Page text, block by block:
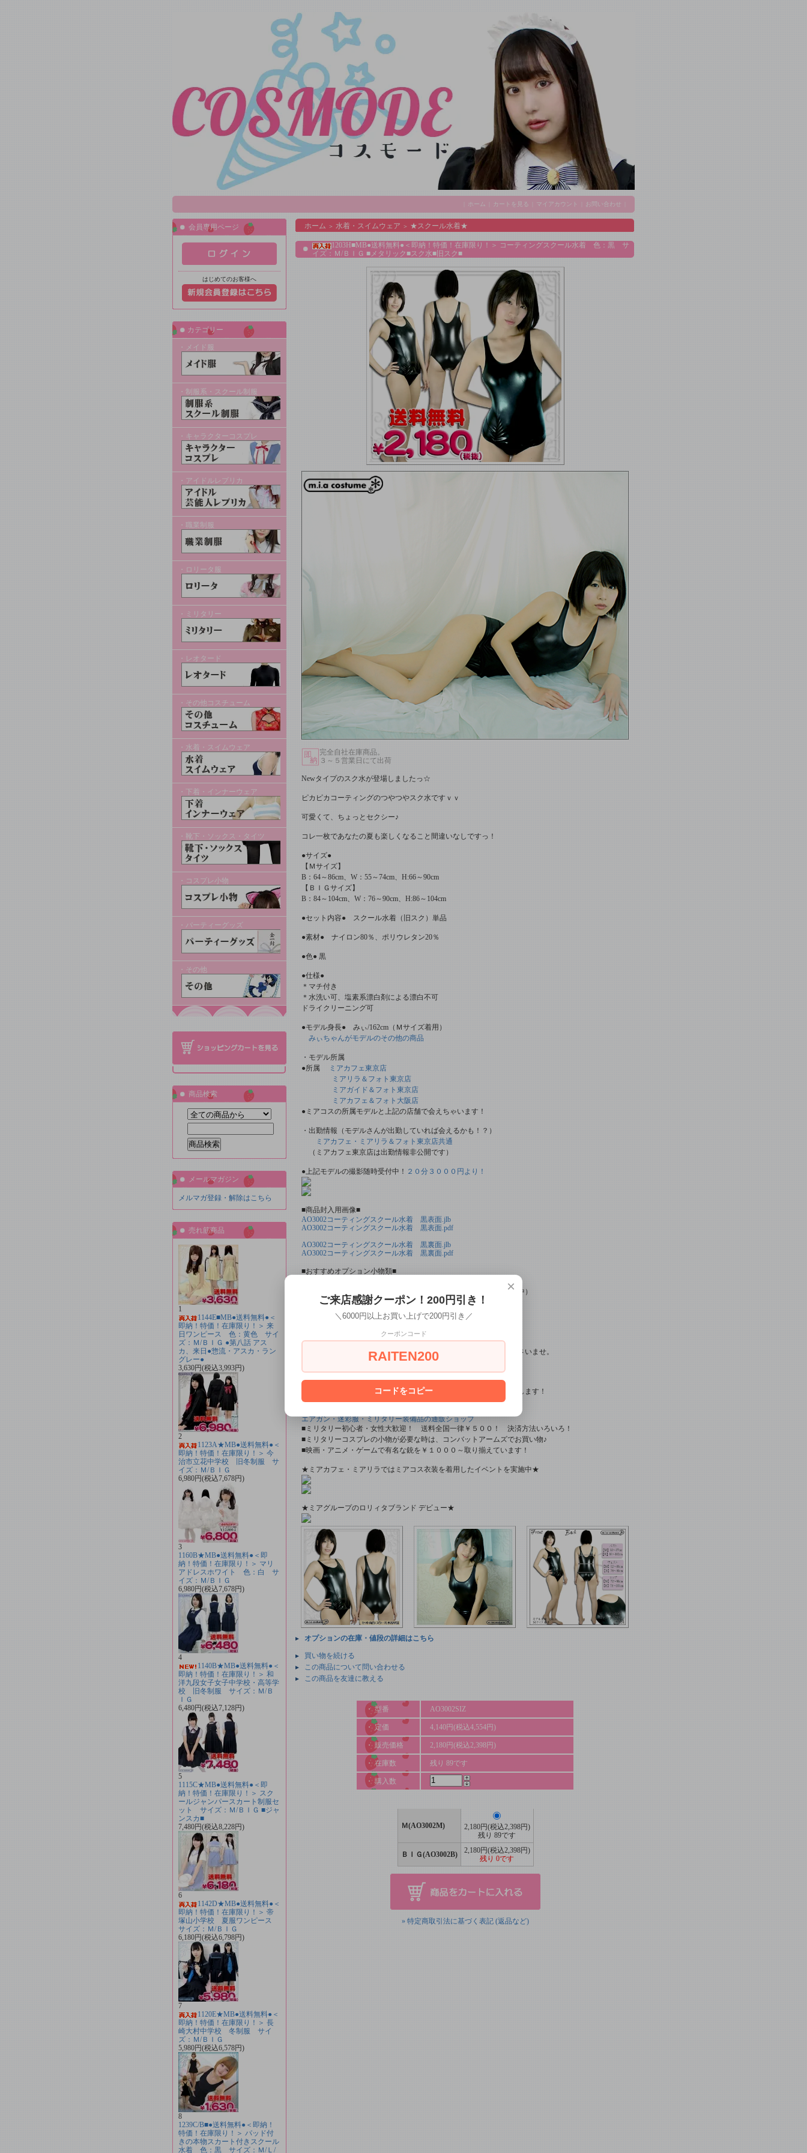
ホーム カートを見る マイアカウント お問い合わせ
会員専用ページ
はじめてのお客様へ
カテゴリー
・メイド服
・制服系・スクール制服
・キャラクターコスプレ
・アイドルレプリカ
・職業制服
・ロリータ服
・ミリタリー
・レオタード
・その他コスチューム
・水着・スイムウェア
・下着・インナーウェア
・靴下・ソックス・タイツ
・コスプレ小物
・パーティーグッズ
・その他
商品検索
メールマガジン
メルマガ登録・解除はこちら
売れ筋商品
1
1144E■MB●送料無料●＜
即納！特価！在庫限り！＞ 来
日ワンピース 色：黄色 サイ
ズ：Ｍ/ＢＩＧ ●第八話 アス
カ、来日●惣流・アスカ・ラン
グレー●
3,630円(税込3,993円)
2
1123A★MB●送料無料●＜
即納！特価！在庫限り！＞ 今
治市立花中学校 旧冬制服 サ
イズ：Ｍ/ＢＩＧ
6,980円(税込7,678円)
3
1160B★MB●送料無料●＜即
納！特価！在庫限り！＞ マリ
アドレスホワイト 色：白 サ
イズ：Ｍ/ＢＩＧ
6,980円(税込7,678円)
4
1140B★MB●送料無料●＜
即納！特価！在庫限り！＞ 和
洋九段女子女子中学校・高等学
校 旧冬制服 サイズ：Ｍ/Ｂ
ＩＧ
6,480円(税込7,128円)
5
1115C★MB●送料無料●＜即
納！特価！在庫限り！＞ スク
ールジャンパースカート制服セ
ット サイズ：Ｍ/ＢＩＧ ■ジャ
ンスカ■
7,480円(税込8,228円)
6
1142D★MB●送料無料●＜
即納！特価！在庫限り！＞ 帝
塚山小学校 夏服ワンピース
サイズ：Ｍ/ＢＩＧ
6,180円(税込6,798円)
7
1120E★MB●送料無料●＜
即納！特価！在庫限り！＞ 長
崎大村中学校 冬制服 サイ
ズ：Ｍ/ＢＩＧ
5,980円(税込6,578円)
8
1239C/B■●送料無料●＜即納！
特価！在庫限り！＞ パッド付
きの本物スカート付きスクール
水着 色：黒 サイズ：Ｍ/Ｌ/
ホーム ＞ 水着・スイムウェア ＞ ★スクール水着★
1203H■MB●送料無料●＜即納！特価！在庫限り！＞ コーティングスクール水着 色：黒 サ
イズ：Ｍ/ＢＩＧ ■メタリック■スク水■旧スク■
完全自社在庫商品。
３～５営業日にて出荷
Newタイプのスク水が登場しましたっ☆
ピカピカコーティングのつやつやスク水ですｖｖ
可愛くて、ちょっとセクシー♪
コレ一枚であなたの夏も楽しくなること間違いなしですっ！
●サイズ●
【Ｍサイズ】
B：64～86cm、W：55～74cm、H:66～90cm
【ＢＩＧサイズ】
B：84～104cm、W：76～90cm、H:86～104cm
●セット内容● スクール水着（旧スク）単品
●素材● ナイロン80％、ポリウレタン20％
●色● 黒
●仕様●
＊マチ付き
＊水洗い可、塩素系漂白剤による漂白不可
ドライクリーニング可
●モデル身長● みぃ/162cm（Ｍサイズ着用）
みぃちゃんがモデルのその他の商品
・モデル所属
●所属
ミアカフェ東京店
ミアリラ＆フォト東京店
ミアガイド＆フォト東京店
ミアカフェ＆フォト大阪店
●ミアコスの所属モデルと上記の店舗で会えちゃいます！
・出勤情報（モデルさんが出勤していれば会えるかも！？）
ミアカフェ・ミアリラ＆フォト東京店共通
（ミアカフェ東京店は出勤情報非公開です）
●上記モデルの撮影随時受付中！ ２０分３０００円より！
■商品封入用画像■
AO3002コーティングスクール水着 黒表面.jlb
AO3002コーティングスクール水着 黒表面.pdf
AO3002コーティングスクール水着 黒裏面.jlb
AO3002コーティングスクール水着 黒裏面.pdf
■おすすめオプション小物類■
単品カチューシャやネコ耳などの小物類（1000円程度より多数販売中）
ニーハイソックス、タイツなど（500円より多数販売中！）
■すぐに商品が欲しい！！という方■
即日配達商品一覧がございますので、よろしければそちらをご覧下さいませ。
■とにかく安くて高品質な商品が欲しい！という方■
特別割引商品を掲載しています！最大８０％引きの商品もあったりします！
エアガン・迷彩服・ミリタリー装備品の通販ショップ
■ミリタリー初心者・女性大歓迎！ 送料全国一律￥５００！ 決済方法いろいろ！
■ミリタリーコスプレの小物が必要な時は、コンバットアームズでお買い物♪
■映画・アニメ・ゲームで有名な銃を￥１０００～取り揃えています！
★ミアカフェ・ミアリラではミアコス衣装を着用したイベントを実施中★
★ミアグループのロリィタブランド デビュー★
オプションの在庫・値段の詳細はこちら
買い物を続ける
この商品について問い合わせる
この商品を友達に教える
・ 型番 AO3002SIZ
・ 定価 4,140円(税込4,554円)
・ 販売価格 2,180円(税込2,398円)
・ 在庫数 残り 89です
・ 購入数
Ｍ(AO3002M)
2,180円(税込2,398円)
残り 89です
ＢＩＧ(AO3002B)
2,180円(税込2,398円)
残り 0です
» 特定商取引法に基づく表記 (返品など)
×
ご来店感謝クーポン！200円引き！
＼6000円以上お買い上げで200円引き／
クーポンコード
RAITEN200
コードをコピー